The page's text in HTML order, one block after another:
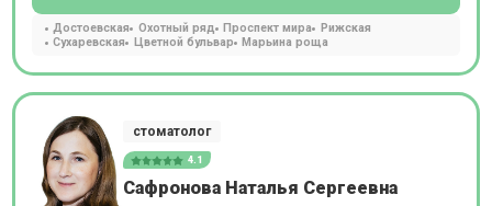
Достоевская Охотный ряд Проспект мира
Рижская
Сухаревская
Цветной бульвар Марьина роща
стоматолог
4.1
Сафронова Наталья Сергеевна